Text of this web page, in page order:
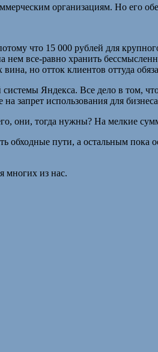
организациям. Но его
что 15 000 рублей для
нем все-равно хранить
но отток клиентов оттуда
Яндекса. Все дело в том,
запрет использования для
они, тогда нужны? На мелкие
пути, а остальным пока
многих из нас.